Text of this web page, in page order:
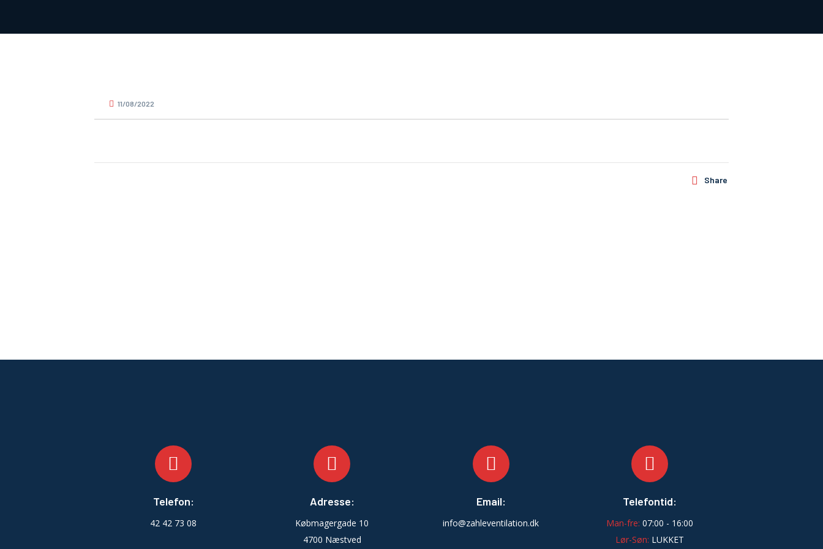
11/08/2022
Share
Telefon:
42 42 73 08
Adresse:
Købmagergade 10
4700 Næstved
Email:
info@zahleventilation.dk
Telefontid:
Man-fre: 07:00 - 16:00
Lør-Søn: LUKKET